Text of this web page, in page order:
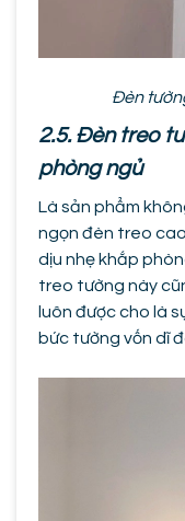
Đèn
2.5. Đèn treo
phòng ngủ
Là sản phẩm
ngọn đèn treo
dịu nhẹ khắp
treo tường này
luôn được cho là
bức tường vốn dĩ